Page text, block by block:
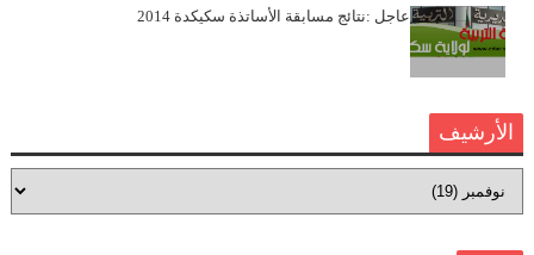
عاجل :نتائج مسابقة الأساتذة سكيكدة 2014
الأرشيف